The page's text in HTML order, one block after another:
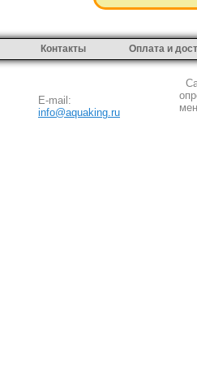
Контакты Оплата и
E-mail:
info@aquaking.ru